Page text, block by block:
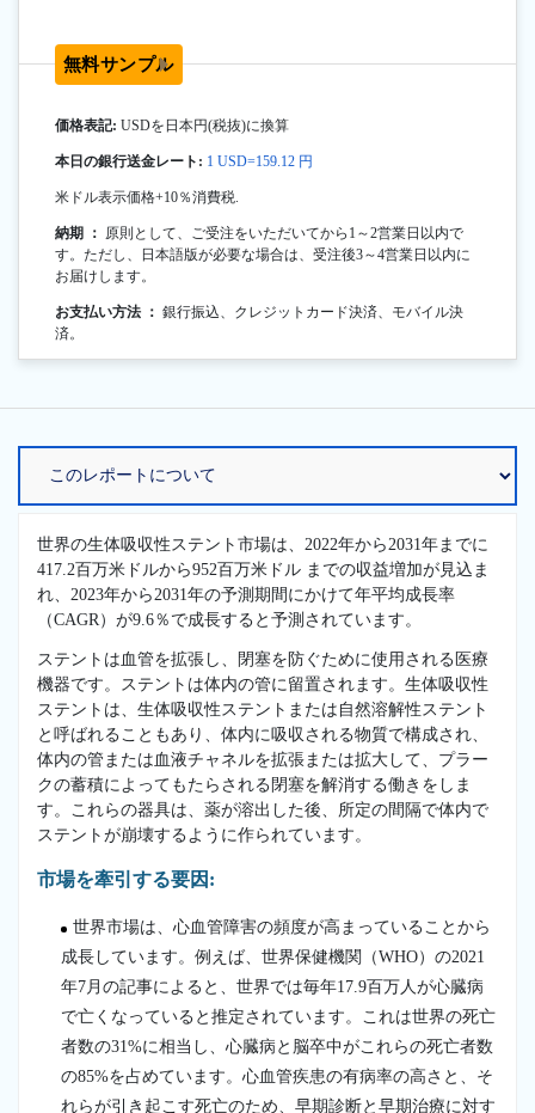
無料サンプル
価格表記: USDを日本円(税抜)に換算
本日の銀行送金レート: 1 USD=159.12 円
米ドル表示価格+10％消費税.
納期 ： 原則として、ご受注をいただいてから1～2営業日以内で
す。ただし、日本語版が必要な場合は、受注後3～4営業日以内に
お届けします。
お支払い方法 ： 銀行振込、クレジットカード決済、モバイル決
済。
世界の生体吸収性ステント市場は、2022年から2031年までに
417.2百万米ドルから952百万米ドル までの収益増加が見込ま
れ、2023年から2031年の予測期間にかけて年平均成長率
（CAGR）が9.6％で成長すると予測されています。
ステントは血管を拡張し、閉塞を防ぐために使用される医療
機器です。ステントは体内の管に留置されます。生体吸収性
ステントは、生体吸収性ステントまたは自然溶解性ステント
と呼ばれることもあり、体内に吸収される物質で構成され、
体内の管または血液チャネルを拡張または拡大して、プラー
クの蓄積によってもたらされる閉塞を解消する働きをしま
す。これらの器具は、薬が溶出した後、所定の間隔で体内で
ステントが崩壊するように作られています。
市場を牽引する要因:
世界市場は、心血管障害の頻度が高まっていることから
成長しています。例えば、世界保健機関（WHO）の2021
年7月の記事によると、世界では毎年17.9百万人が心臓病
で亡くなっていると推定されています。これは世界の死亡
者数の31%に相当し、心臓病と脳卒中がこれらの死亡者数
の85%を占めています。心血管疾患の有病率の高さと、そ
れらが引き起こす死亡のため、早期診断と早期治療に対す